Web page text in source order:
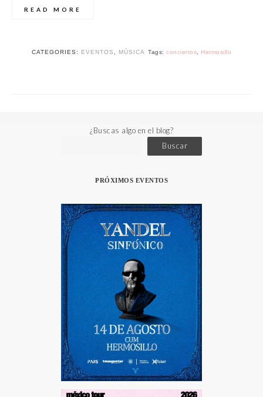
READ MORE
CATEGORIES: EVENTOS MÚSICA Tags: conciertos Hermosillo
¿Buscas algo en el blog?
Buscar
PRÓXIMOS EVENTOS